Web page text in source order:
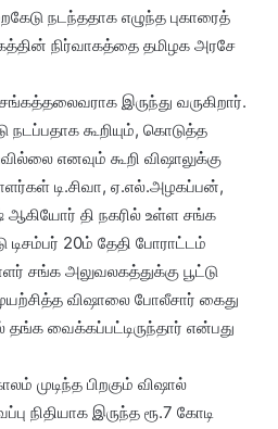
நடந்ததாக எழுந்த புகாரைத்
நிர்வாகத்தை தமிழக அரசே
இருந்து வருகிறார்.
நடப்பதாக கூறியும், கொடுத்த
எனவும் கூறி விஷாலுக்கு
டி.சிவா, ஏ.எல்.அழகப்பன்,
ஆகியோர் தி நகரில் உள்ள சங்க
20ம் தேதி போராட்டம்
சங்க அலுவலகத்துக்கு பூட்டு
விஷாலை போலீசார் கைது
வைக்கப்பட்டிருந்தார் என்பது
முடிந்த பிறகும் விஷால்
நிதியாக இருந்த ரூ.7 கோடி